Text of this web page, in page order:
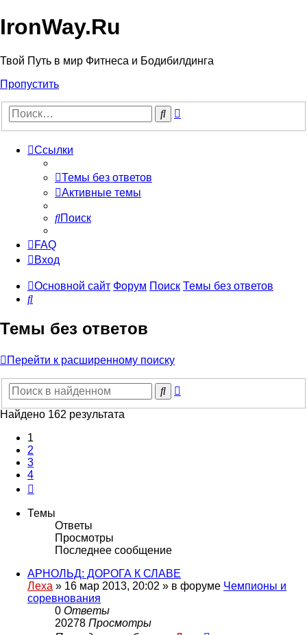
IronWay.Ru
Твой Путь в мир Фитнеса и Бодибилдинга
Пропустить
Поиск
Ссылки
Темы без ответов
Активные темы
Поиск
FAQ
Вход
Основной сайт Форум Поиск Темы без ответов
Поиск
Темы без ответов
Перейти к расширенному поиску
Поиск
Найдено 162 результата
1
2
3
4
Темы
Ответы
Просмотры
Последнее сообщение
АРНОЛЬД: ДОРОГА К СЛАВЕ
Леха » 16 мар 2013, 20:02 » в форуме Чемпионы и
соревнования
0 Ответы
20278 Просмотры